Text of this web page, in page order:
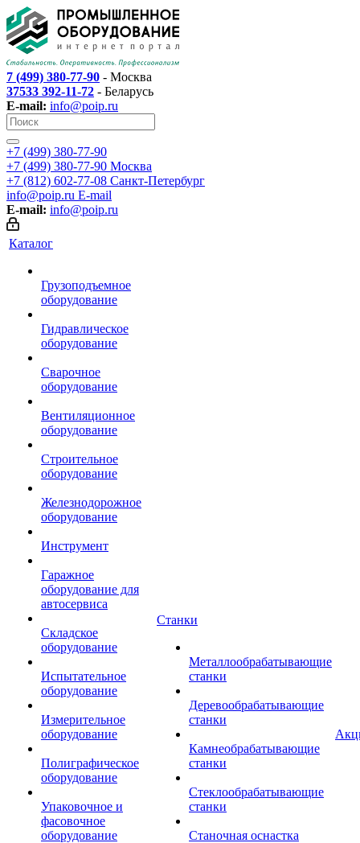
7 (499) 380-77-90 - Москва
37533 392-11-72 - Беларусь
E-mail: info@poip.ru
+7 (499) 380-77-90
+7 (499) 380-77-90 Москва
+7 (812) 602-77-08 Санкт-Петербург
info@poip.ru E-mail
E-mail: info@poip.ru
Каталог
Грузоподъемное
оборудование
Гидравлическое
оборудование
Сварочное
оборудование
Вентиляционное
оборудование
Строительное
оборудование
Железнодорожное
оборудование
Инструмент
Гаражное
оборудование для
автосервиса
Складское
оборудование
Испытательное
оборудование
Измерительное
оборудование
Полиграфическое
оборудование
Упаковочное и
фасовочное
оборудование
Станки
Металлообрабатывающие
станки
Деревообрабатывающие
станки
Камнеобрабатывающие
станки
Стеклообрабатывающие
станки
Станочная оснастка